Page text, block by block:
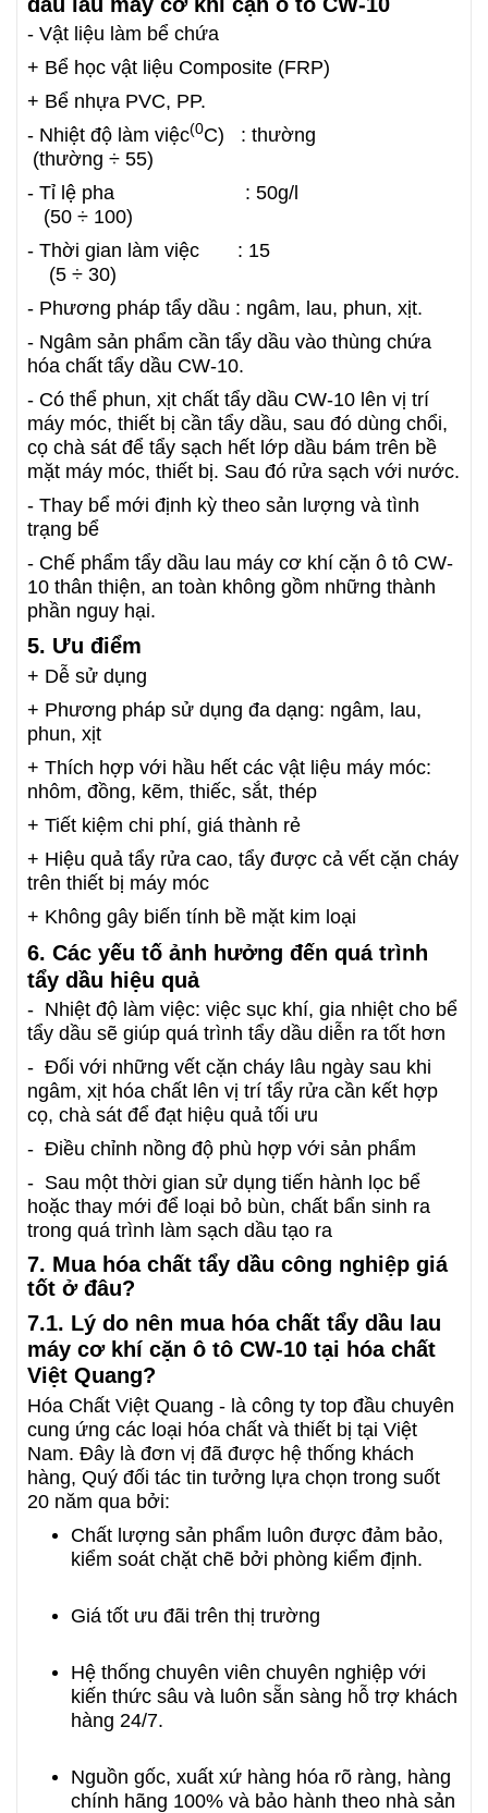
- Vật liệu làm bể chứa
+ Bể học vật liệu Composite (FRP)
+ Bể nhựa PVC, PP.
- Nhiệt độ làm việc(0C) : thường
(thường ÷ 55)
- Tỉ lệ pha : 50g/l
(50 ÷ 100)
- Thời gian làm việc : 15
(5 ÷ 30)
- Phương pháp tẩy dầu : ngâm, lau, phun, xịt.
- Ngâm sản phẩm cần tẩy dầu vào thùng chứa
hóa chất tẩy dầu CW-10.
- Có thể phun, xịt chất tẩy dầu CW-10 lên vị trí
máy móc, thiết bị cần tẩy dầu, sau đó dùng chổi,
cọ chà sát để tẩy sạch hết lớp dầu bám trên bề
mặt máy móc, thiết bị. Sau đó rửa sạch với nước.
- Thay bể mới định kỳ theo sản lượng và tình
trạng bể
- Chế phẩm tẩy dầu lau máy cơ khí cặn ô tô CW-
10 thân thiện, an toàn không gồm những thành
phần nguy hại.
5. Ưu điểm
+ Dễ sử dụng
+ Phương pháp sử dụng đa dạng: ngâm, lau,
phun, xịt
+ Thích hợp với hầu hết các vật liệu máy móc:
nhôm, đồng, kẽm, thiếc, sắt, thép
+ Tiết kiệm chi phí, giá thành rẻ
+ Hiệu quả tẩy rửa cao, tẩy được cả vết cặn cháy
trên thiết bị máy móc
+ Không gây biến tính bề mặt kim loại
6. Các yếu tố ảnh hưởng đến quá trình
tẩy dầu hiệu quả
- Nhiệt độ làm việc: việc sục khí, gia nhiệt cho bể
tẩy dầu sẽ giúp quá trình tẩy dầu diễn ra tốt hơn
- Đối với những vết cặn cháy lâu ngày sau khi
ngâm, xịt hóa chất lên vị trí tẩy rửa cần kết hợp
cọ, chà sát để đạt hiệu quả tối ưu
- Điều chỉnh nồng độ phù hợp với sản phẩm
- Sau một thời gian sử dụng tiến hành lọc bể
hoặc thay mới để loại bỏ bùn, chất bẩn sinh ra
trong quá trình làm sạch dầu tạo ra
7. Mua hóa chất tẩy dầu công nghiệp giá
tốt ở đâu?
7.1. Lý do nên mua hóa chất tẩy dầu lau
máy cơ khí cặn ô tô CW-10 tại hóa chất
Việt Quang?
Hóa Chất Việt Quang - là công ty top đầu chuyên
cung ứng các loại hóa chất và thiết bị tại Việt
Nam. Đây là đơn vị đã được hệ thống khách
hàng, Quý đối tác tin tưởng lựa chọn trong suốt
20 năm qua bởi:
Chất lượng sản phẩm luôn được đảm bảo,
kiểm soát chặt chẽ bởi phòng kiểm định.
Giá tốt ưu đãi trên thị trường
Hệ thống chuyên viên chuyên nghiệp với
kiến thức sâu và luôn sẵn sàng hỗ trợ khách
hàng 24/7.
Nguồn gốc, xuất xứ hàng hóa rõ ràng, hàng
chính hãng 100% và bảo hành theo nhà sản